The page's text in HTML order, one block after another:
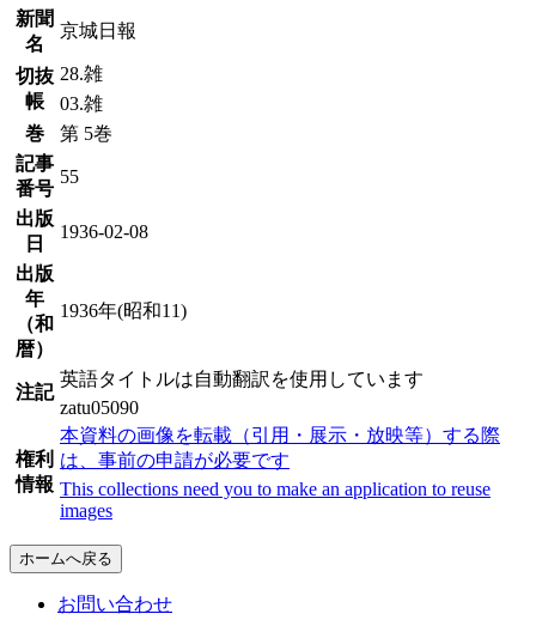
新聞
名
京城日報
切抜
帳
28.雑
03.雑
巻
第 5巻
記事
番号
55
出版
日
1936-02-08
出版
年
（和
暦）
1936年(昭和11)
注記
英語タイトルは自動翻訳を使用しています
zatu05090
権利
情報
本資料の画像を転載（引用・展示・放映等）する際
は、事前の申請が必要です
This collections need you to make an application to reuse
images
ホームへ戻る
お問い合わせ